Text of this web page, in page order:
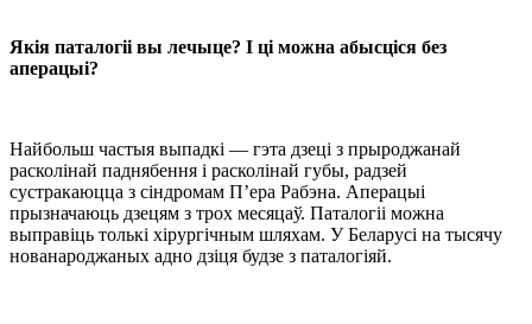
Якія паталогіі вы лечыце? І ці можна абысціся без
аперацыі?
Найбольш частыя выпадкі — гэта дзеці з прыроджанай
расколінай паднябення і расколінай губы, радзей
сустракаюцца з сіндромам П’ера Рабэна. Аперацыі
прызначаюць дзецям з трох месяцаў. Паталогіі можна
выправіць толькі хірургічным шляхам. У Беларусі на тысячу
нованароджаных адно дзіця будзе з паталогіяй.